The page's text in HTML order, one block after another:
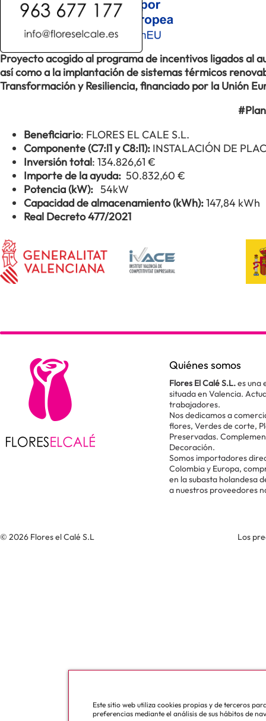
Proyecto acogido al programa de incentivos ligados al
así como a la implantación de sistemas térmicos
Transformación y Resiliencia, financiado por la Unión
Beneficiario: FLORES EL CALE S.L.
Componente (C7:l1 y C8:l1): INSTALACIÓN DE
Inversión total: 134.826,61 €
Importe de la ayuda: 50.832,60 €
Potencia (kW): 54kW
Capacidad de almacenamiento (kWh):147,84 kWh
Real Decreto 477/2021
Quiénes somos
Flores El Calé S.L.es una
situada en Valencia.
trabajadores.
Nos dedicamos a
flores, Verdes de corte,
Preservadas.
Decoración.
Somos importadores
Colombia y Europa,
en la subasta holandesa
a nuestros proveedores
© 2026 Flores el Calé S.L Los
Este sitio web utiliza cookies propias y de terceros
preferencias mediante el análisis de sus hábitos de